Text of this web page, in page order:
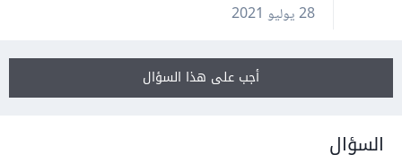
28 يوليو 2021
أجب على هذا السؤال
السؤال